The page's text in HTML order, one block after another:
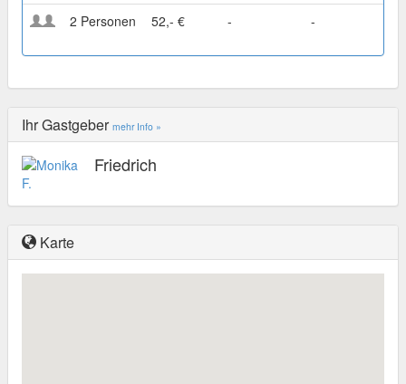
2 Personen
52,- € - -
Ihr Gastgeber mehr Info »
Friedrich
Karte